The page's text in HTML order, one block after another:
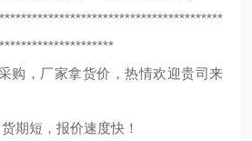
购，厂家拿货价，热情欢迎贵司来
期短，报价速度快！